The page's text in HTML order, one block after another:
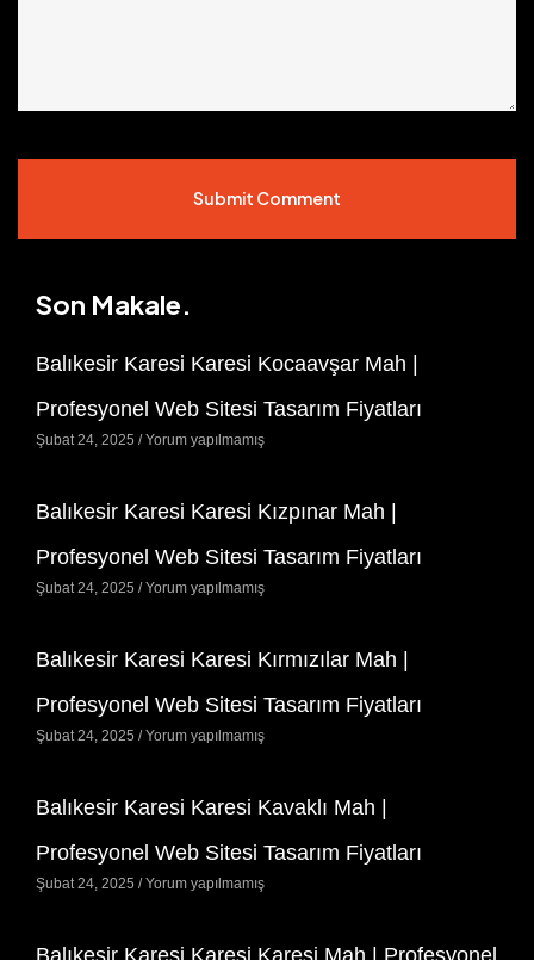
Submit Comment
Son Makale.
Balıkesir Karesi Karesi Kocaavşar Mah |
Profesyonel Web Sitesi Tasarım Fiyatları
Şubat 24, 2025 Yorum yapılmamış
Balıkesir Karesi Karesi Kızpınar Mah |
Profesyonel Web Sitesi Tasarım Fiyatları
Şubat 24, 2025 Yorum yapılmamış
Balıkesir Karesi Karesi Kırmızılar Mah |
Profesyonel Web Sitesi Tasarım Fiyatları
Şubat 24, 2025 Yorum yapılmamış
Balıkesir Karesi Karesi Kavaklı Mah |
Profesyonel Web Sitesi Tasarım Fiyatları
Şubat 24, 2025 Yorum yapılmamış